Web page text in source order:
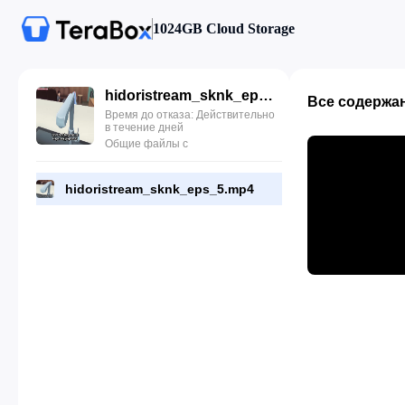
1024GB Cloud Storage
hidoristream_sknk_eps_5.mp4
Время до отказа: Действительно
в течение дней
Общие файлы с
hidoristream_sknk_eps_5.mp4
Все